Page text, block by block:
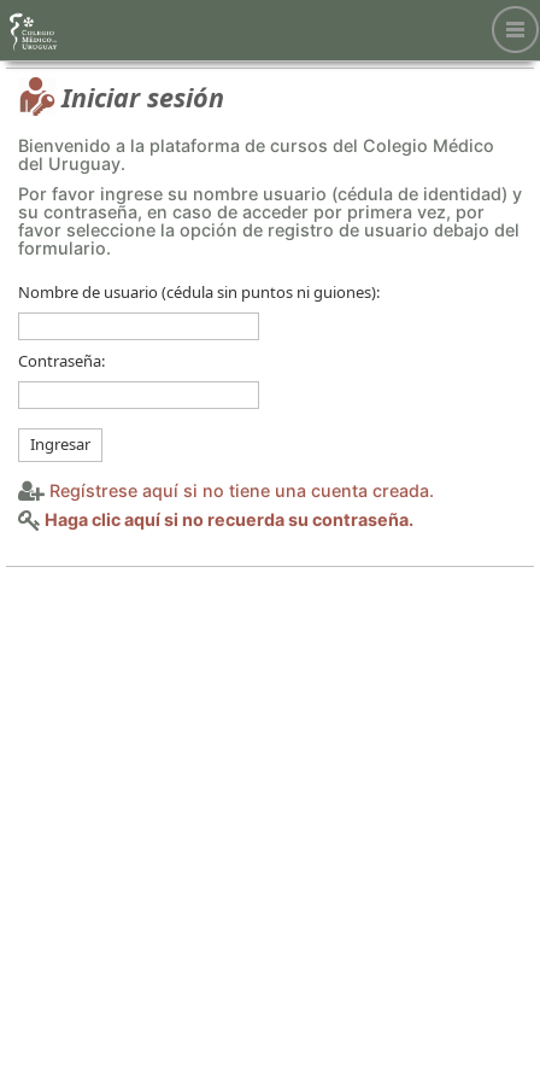
Iniciar sesión
Bienvenido a la plataforma de cursos del Colegio Médico
del Uruguay.
Por favor ingrese su nombre usuario (cédula de identidad) y
su contraseña, en caso de acceder por primera vez, por
favor seleccione la opción de registro de usuario debajo del
formulario.
Nombre de usuario (cédula sin puntos ni guiones):
Contraseña:
Ingresar
Regístrese aquí si no tiene una cuenta creada.
Haga clic aquí si no recuerda su contraseña.